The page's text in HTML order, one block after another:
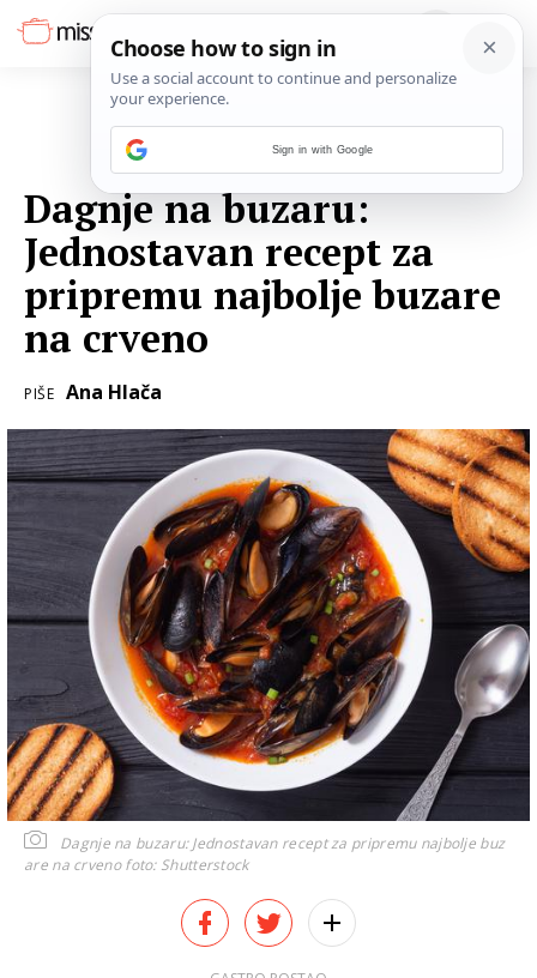
Dagnje na buzaru:
Jednostavan recept za
pripremu najbolje buzare
na crveno
PIŠE Ana Hlača
Dagnje na buzaru: Jednostavan recept za pripremu najbolje buz
are na crvenofoto: Shutterstock
Sign in with Google